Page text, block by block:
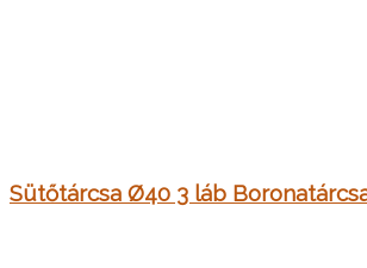
Sütőtárcsa Ø40 3 láb